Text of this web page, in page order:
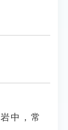
中，常